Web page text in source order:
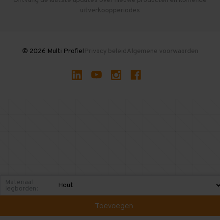
uitverkoopperiodes
© 2026 Multi ProfielPrivacy beleidAlgemene voorwaarden
Materiaal
legborden:
Toevoegen